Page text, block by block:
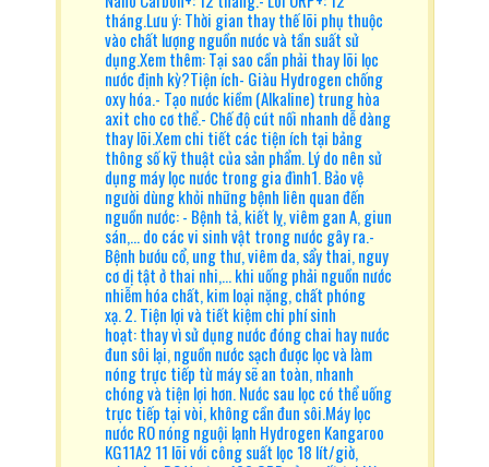
tháng.Lưu ý: Thời gian thay thế lõi phụ thuộc
vào chất lượng nguồn nước và tần suất sử
dụng.Xem thêm: Tại sao cần phải thay lõi lọc
nước định kỳ?Tiện ích- Giàu Hydrogen chống
oxy hóa.- Tạo nước kiềm (Alkaline) trung hòa
axit cho cơ thể.- Chế độ cút nối nhanh dễ dàng
thay lõi.Xem chi tiết các tiện ích tại bảng
thông số kỹ thuật của sản phẩm. Lý do nên sử
dụng máy lọc nước trong gia đình1. Bảo vệ
người dùng khỏi những bệnh liên quan đến
nguồn nước: - Bệnh tả, kiết lỵ, viêm gan A, giun
sán,... do các vi sinh vật trong nước gây ra.-
Bệnh bướu cổ, ung thư, viêm da, sẩy thai, nguy
cơ dị tật ở thai nhi,... khi uống phải nguồn nước
nhiễm hóa chất, kim loại nặng, chất phóng
xạ. 2. Tiện lợi và tiết kiệm chi phí sinh
hoạt: thay vì sử dụng nước đóng chai hay nước
đun sôi lại, nguồn nước sạch được lọc và làm
nóng trực tiếp từ máy sẽ an toàn, nhanh
chóng và tiện lợi hơn. Nước sau lọc có thể uống
trực tiếp tại vòi, không cần đun sôi.Máy lọc
nước RO nóng nguội lạnh Hydrogen Kangaroo
KG11A2 11 lõi với công suất lọc 18 lít/giờ,